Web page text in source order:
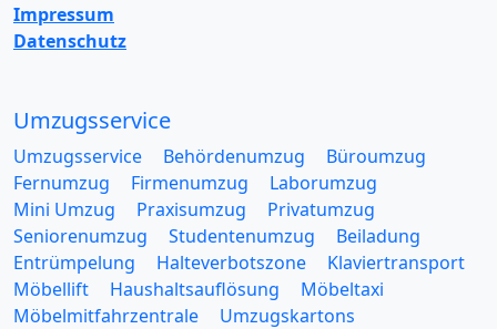
Impressum
Datenschutz
Umzugsservice
Umzugsservice Behördenumzug
Büroumzug
Fernumzug
Firmenumzug
Laborumzug
Mini Umzug
Praxisumzug
Privatumzug
Seniorenumzug
Studentenumzug
Beiladung
Entrümpelung
Halteverbotszone
Klaviertransport
Möbellift
Haushaltsauflösung
Möbeltaxi
Möbelmitfahrzentrale
Umzugskartons